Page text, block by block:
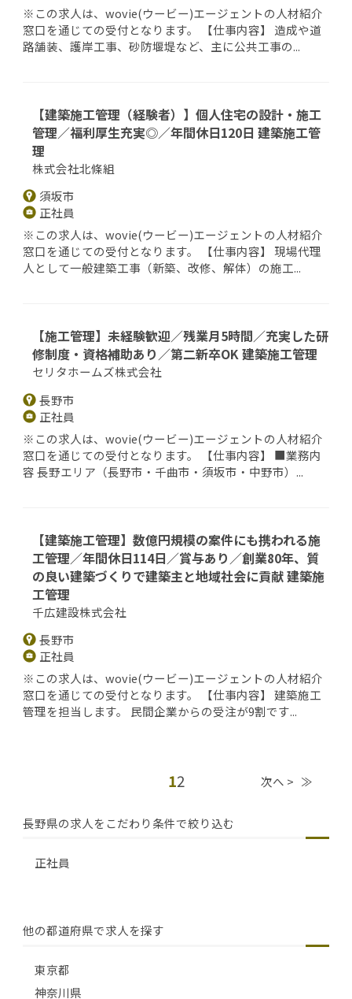
※この求人は、wovie(ウービー)エージェントの人材紹介
窓口を通じての受付となります。 【仕事内容】 造成や道
路舗装、護岸工事、砂防堰堤など、主に公共工事の...
【建築施工管理（経験者）】個人住宅の設計・施工
管理／福利厚生充実◎／年間休日120日 建築施工管
理
株式会社北條組
須坂市
正社員
※この求人は、wovie(ウービー)エージェントの人材紹介
窓口を通じての受付となります。 【仕事内容】 現場代理
人として一般建築工事（新築、改修、解体）の施工...
【施工管理】未経験歓迎／残業月5時間／充実した研
修制度・資格補助あり／第二新卒OK 建築施工管理
セリタホームズ株式会社
長野市
正社員
※この求人は、wovie(ウービー)エージェントの人材紹介
窓口を通じての受付となります。 【仕事内容】 ■業務内
容 長野エリア（長野市・千曲市・須坂市・中野市）...
【建築施工管理】数億円規模の案件にも携われる施
工管理／年間休日114日／賞与あり／創業80年、質
の良い建築づくりで建築主と地域社会に貢献 建築施
工管理
千広建設株式会社
長野市
正社員
※この求人は、wovie(ウービー)エージェントの人材紹介
窓口を通じての受付となります。 【仕事内容】 建築施工
管理を担当します。 民間企業からの受注が9割です...
12 次へ > ≫
長野県の求人をこだわり条件で絞り込む
正社員
他の都道府県で求人を探す
東京都
神奈川県